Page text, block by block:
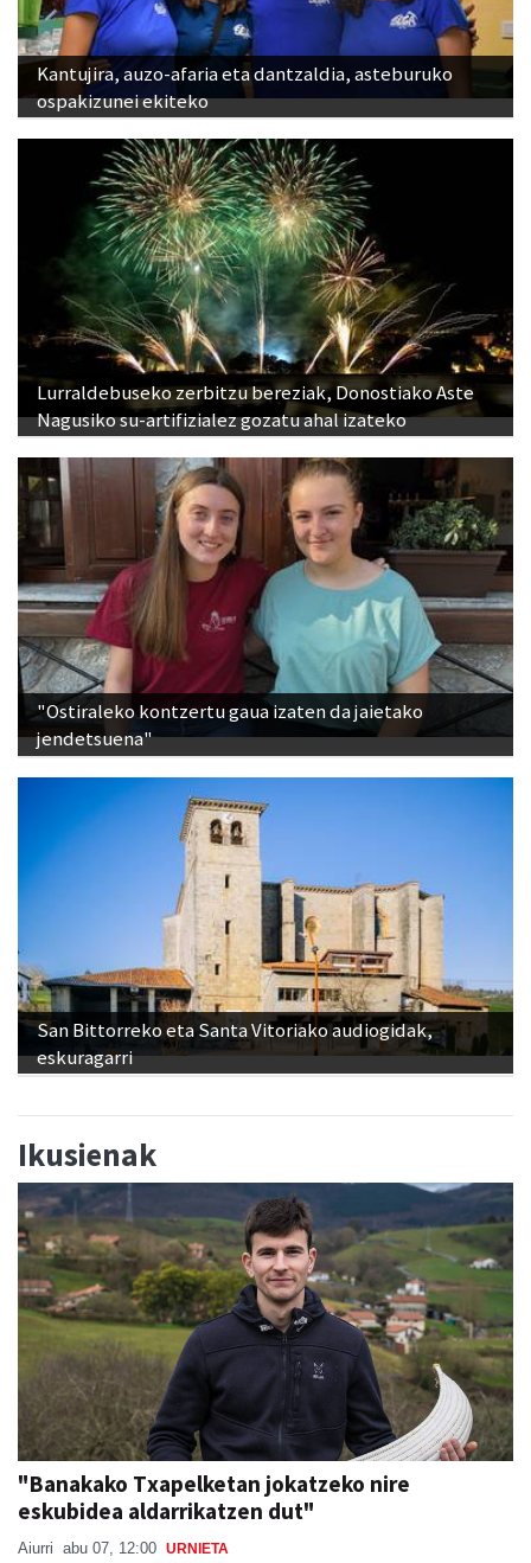
Kantujira, auzo-afaria eta dantzaldia, asteburuko
ospakizunei ekiteko
Lurraldebuseko zerbitzu bereziak, Donostiako Aste
Nagusiko su-artifizialez gozatu ahal izateko
"Ostiraleko kontzertu gaua izaten da jaietako
jendetsuena"
San Bittorreko eta Santa Vitoriako audiogidak,
eskuragarri
"Banakako Txapelketan jokatzeko nire
eskubidea aldarrikatzen dut"
Aiurri abu 07, 12:00 URNIETA